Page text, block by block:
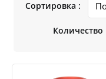
Сортировка :
Количество